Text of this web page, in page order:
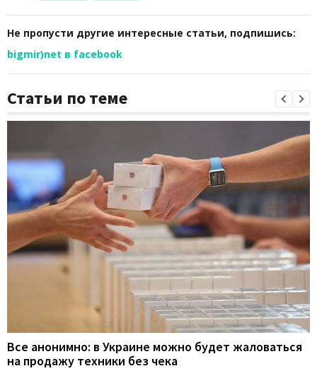
Не пропусти другие интересные статьи, подпишись:
bigmir)net в facebook
Статьи по теме
Все анонимно: в Украине можно будет жаловаться
на продажу техники без чека